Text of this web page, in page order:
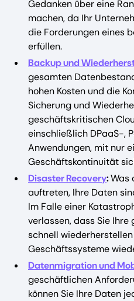
Gedanken über eine
machen, da Ihr
die Forderungen eines
erfüllen.
Backup und
gesamten
hohen Kosten und die
Sicherung und
geschäftskritischen
einschließlich DPaaS-,
Anwendungen, mit nur
Geschäftskontinuität
Disaster Recovery:Was
auftreten, Ihre Daten
Im Falle einer
verlassen, dass Sie
schnell
Geschäftssysteme
Datenmigration und
geschäftlichen
können Sie Ihre Daten